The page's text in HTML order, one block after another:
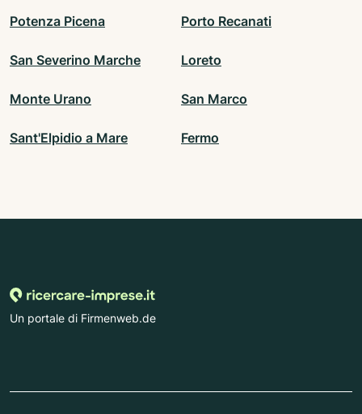
Potenza Picena Porto Recanati
San Severino Marche Loreto
Monte Urano San Marco
Sant'Elpidio a Mare Fermo
Un portale di Firmenweb.de